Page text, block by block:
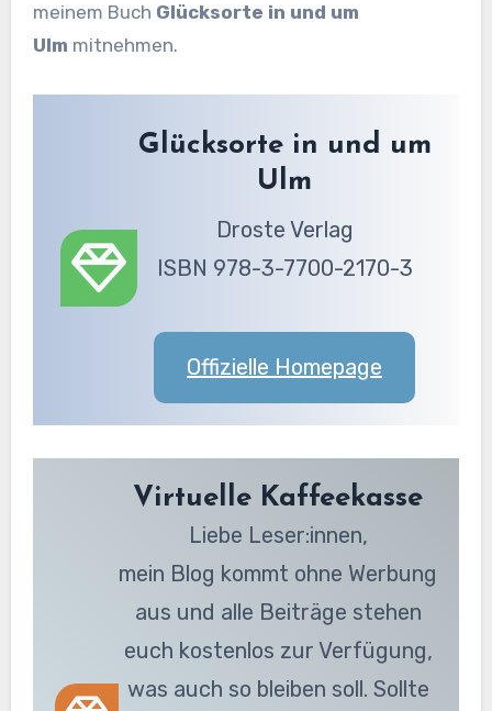
meinem Buch Glücksorte in und um
Ulm mitnehmen.
Glücksorte in und um
Ulm
Droste Verlag
ISBN 978-3-7700-2170-3
Offizielle Homepage
Virtuelle Kaffeekasse
Liebe Leser:innen,
mein Blog kommt ohne Werbung
aus und alle Beiträge stehen
euch kostenlos zur Verfügung,
was auch so bleiben soll. Sollte